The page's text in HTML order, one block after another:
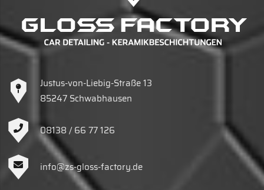
Justus-von-Liebig-Straße 13
85247 Schwabhausen
08138 / 66 77 126
info@zs-gloss-factory.de